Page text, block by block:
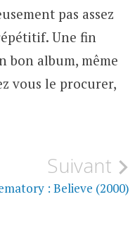
pas assez
Une fin
bon album, même
vous le procurer,
Suivant
: Believe (2000)